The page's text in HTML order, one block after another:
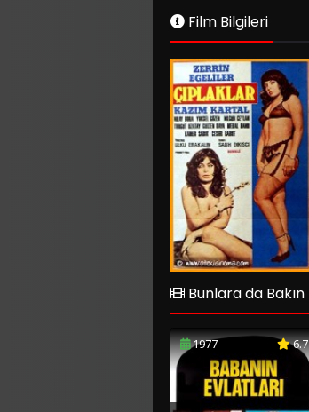
Film Bilgileri
Bunlara da Bakın
1977 6.7